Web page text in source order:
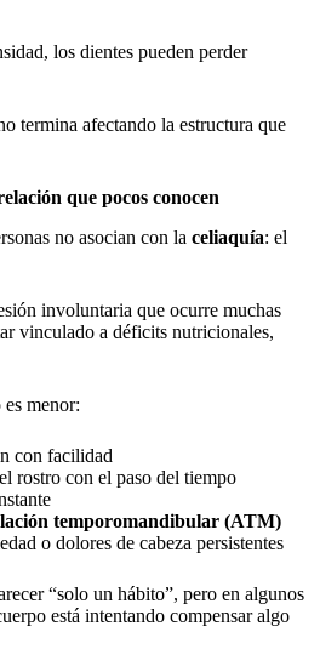
los dientes pueden perder
termina afectando la estructura que
que pocos conocen
no asocian con la celiaquía: el
involuntaria que ocurre muchas
vinculado a déficits nutricionales,
menor:
con facilidad
rostro con el paso del tiempo
temporomandibular (ATM)
o dolores de cabeza persistentes
“solo un hábito”, pero en algunos
está intentando compensar algo